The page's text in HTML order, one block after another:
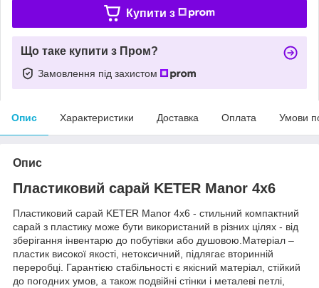
Купити з
Що таке купити з Пром?
Замовлення під захистом
Опис Характеристики Доставка Оплата Умови
Опис
Пластиковий сарай KETER Manor 4х6
Пластиковий сарай KETER Manor 4х6 - стильний компактний
сарай з пластику може бути використаний в різних цілях - від
зберігання інвентарю до побутівки або душовою.Матеріал –
пластик високої якості, нетоксичний, підлягає вторинній
переробці. Гарантією стабільності є якісний матеріал, стійкий
до погодних умов, а також подвійні стінки і металеві петлі,